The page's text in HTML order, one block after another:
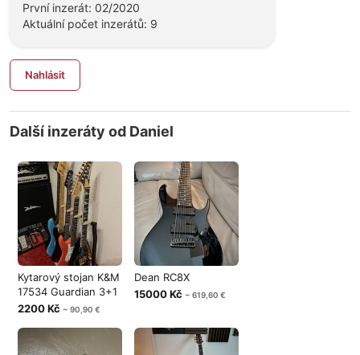
První inzerát: 02/2020
Aktuální počet inzerátů: 9
Nahlásit
Další inzeráty od Daniel
Kytarový stojan K&M
17534 Guardian 3+1
2200 Kč ~ 90,90 €
Dean RC8X
15000 Kč ~ 619,60 €